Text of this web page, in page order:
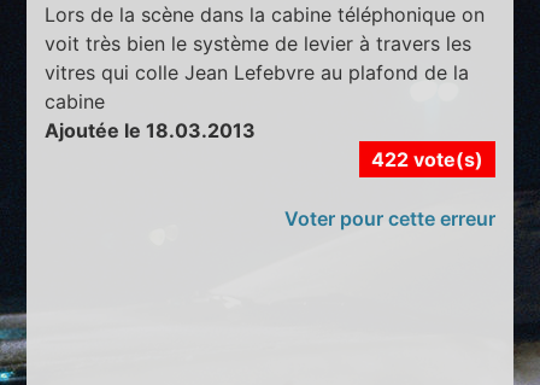
Lors de la scène dans la cabine téléphonique on
voit très bien le système de levier à travers les
vitres qui colle Jean Lefebvre au plafond de la
cabine
Ajoutée le 18.03.2013
422 vote(s)
Voter pour cette erreur